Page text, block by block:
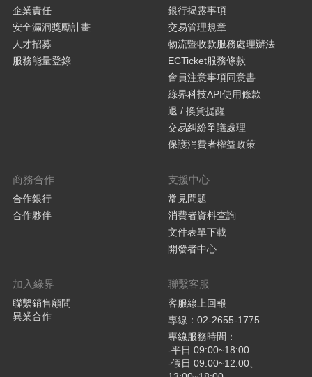
企業責任
安全漏洞獎勵計畫
人才招募
服務能量登錄
銀行揭露事項
交易管理規章
物流暨收款服務處理辦法
ECTicket服務條款
會員注意事項同意書
綠界科技API使用條款
退 / 換貨提醒
交易糾紛爭議處理
保護消費者權益政策
商務合作
合作銀行
合作夥伴
支援中心
常見問題
消費者資料查詢
文件表單下載
開發者中心
加入綠界
聯繫銷售顧問
異業合作
聯繫客服
客服線上回報
專線：02-2655-1775
專線服務時間：
-平日 09:00~18:00
-假日 09:00~12:00、